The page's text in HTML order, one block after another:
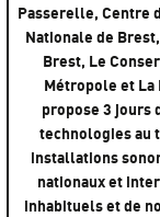
Passerelle, Centre
Nationale de
Brest, Le
Métropole et La
propose 3 jours
technologies au
installations
nationaux et
inhabituels et de